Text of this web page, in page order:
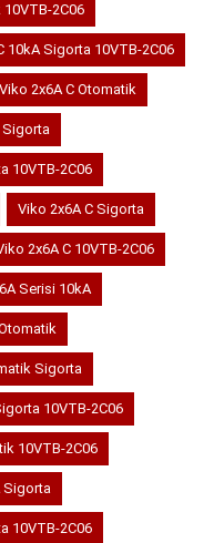
2C06
10kA Sigorta 10VTB-2C06
Viko 2x6A C Otomatik
Sigorta
10VTB-2C06
Viko 2x6A C Sigorta
2x6A C 10VTB-2C06
Serisi 10kA
Sigorta
10VTB-2C06
10VTB-2C06
Sigorta
10VTB-2C06